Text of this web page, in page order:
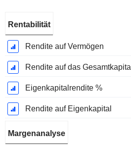
Geschäftsjahres:
Rentabilität
Rendite auf Vermögen
Rendite auf das Gesamtkapital
Eigenkapitalrendite %
Rendite auf Eigenkapital
Margenanalyse